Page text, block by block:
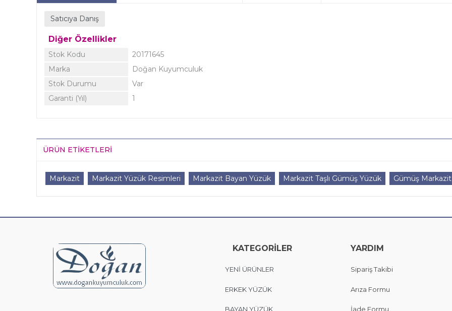
Satıcıya Danış
Diğer Özellikler
Stok Kodu
20171645
Marka
Doğan Kuyumculuk
Stok Durumu
Var
Garanti (Yıl)
1
ÜRÜN ETIKETLERI
Markazit Markazit Yüzük Resimleri Markazit Bayan Yüzük Markazit Taşlı Gümüş Yüzük Gümüş
KATEGORİLER
YENİ ÜRÜNLER
ERKEK YÜZÜK
BAYAN YÜZÜK
YARDIM
Sipariş Takibi
Arıza Formu
İade Formu